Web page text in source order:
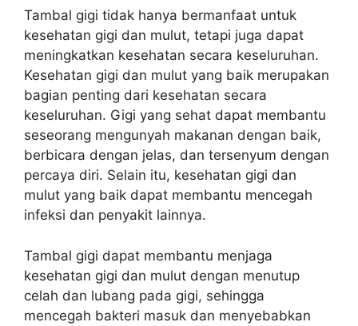
Tambal gigi tidak hanya bermanfaat untuk
kesehatan gigi dan mulut, tetapi juga dapat
meningkatkan kesehatan secara keseluruhan.
Kesehatan gigi dan mulut yang baik merupakan
bagian penting dari kesehatan secara
keseluruhan. Gigi yang sehat dapat membantu
seseorang mengunyah makanan dengan baik,
berbicara dengan jelas, dan tersenyum dengan
percaya diri. Selain itu, kesehatan gigi dan
mulut yang baik dapat membantu mencegah
infeksi dan penyakit lainnya.
Tambal gigi dapat membantu menjaga
kesehatan gigi dan mulut dengan menutup
celah dan lubang pada gigi, sehingga
mencegah bakteri masuk dan menyebabkan